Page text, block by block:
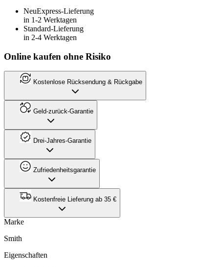
NeuExpress-Lieferung
in 1-2 Werktagen
Standard-Lieferung
in 2-4 Werktagen
Online kaufen ohne Risiko
Kostenlose Rücksendung & Rückgabe
Geld-zurück-Garantie
Drei-Jahres-Garantie
Zufriedenheitsgarantie
Kostenfreie Lieferung ab 35 €
Marke
Smith
Eigenschaften